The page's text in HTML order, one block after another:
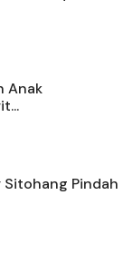
Anak
Pindah